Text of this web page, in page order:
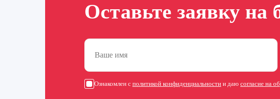
Оставьте заявку на
Ознакомлен с политикой конфиденциальности и даю согласие на